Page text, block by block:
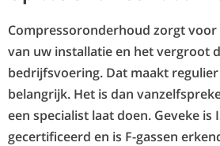
Compressoronderhoud zorgt
van uw installatie en het vergroot
bedrijfsvoering. Dat maakt
belangrijk. Het is dan
een specialist laat doen. Geveke is
gecertificeerd en is F-gassen